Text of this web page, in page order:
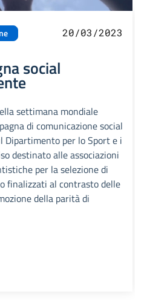
20/03/2023
social
settimana mondiale
di comunicazione social
per lo Sport e i
destinato alle associazioni
per la selezione di
finalizzati al contrasto delle
della parità di